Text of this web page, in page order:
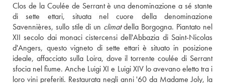
Clos de la Coulée de Serrant è una denominazione a sé stante
di sette ettari, situata nel cuore della denominazione
Savennières, sullo stile di un climat della Borgogna. Piantato nel
XII secolo dai monaci cistercensi dell'Abbazia di Saint-Nicolas
d'Angers, questo vigneto di sette ettari è situato in posizione
ideale, affacciato sulla Loira, dove il torrente coulée di Serrant
sfocia nel fiume. Anche Luigi XI e Luigi XIV lo avevano eletto tra i
loro vini preferiti. Restaurata negli anni '60 da Madame Joly, la